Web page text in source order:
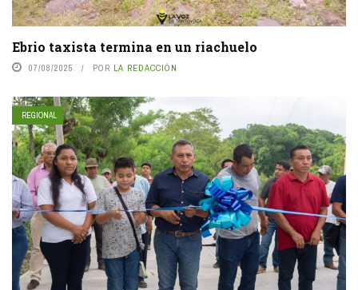
Ebrio taxista termina en un riachuelo
07/08/2025 POR LA REDACCIÓN
REGIONAL